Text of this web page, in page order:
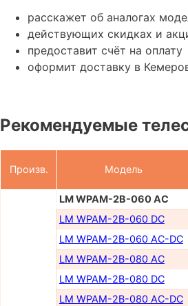
расскажет об аналогах
действующих скидках и
предоставит счёт на оплату
оформит доставку в
Рекомендуемые
Произв. Модель
LM WPAM-2B-060 AC
LM WPAM-2B-060 DC
LM WPAM-2B-060 AC-DC
LM WPAM-2В-080 AC
LM WPAM-2B-080 DC
LM WPAM-2B-080 AC-DC